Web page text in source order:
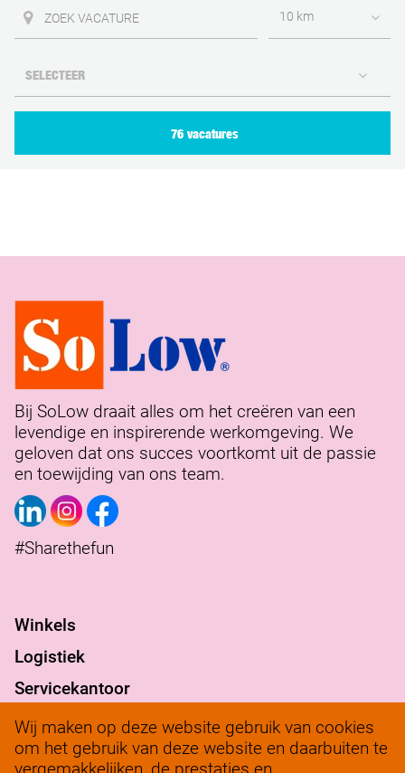
10 km
76 vacatures
Bij SoLow draait alles om het creëren van een
levendige en inspirerende werkomgeving. We
geloven dat ons succes voortkomt uit de passie
en toewijding van ons team.
#Sharethefun
Winkels
Logistiek
Servicekantoor
Verantwoord ondernemen
werkenbij@solow.nl
Wij maken op deze website gebruik van cookies
om het gebruik van deze website en daarbuiten te